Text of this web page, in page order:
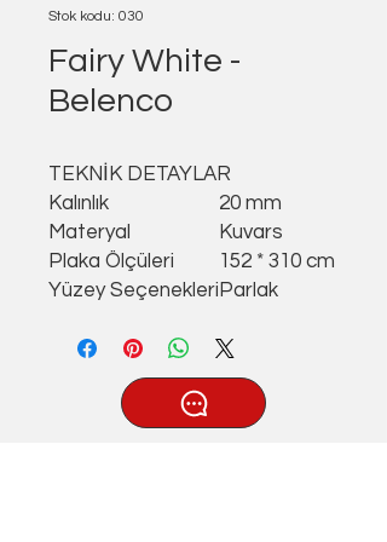
Stok kodu: 030
Fairy White -
Belenco
TEKNİK DETAYLAR
Kalınlık
20 mm
Materyal
Kuvars
Plaka Ölçüleri
152 * 310 cm
Yüzey Seçenekleri Parlak